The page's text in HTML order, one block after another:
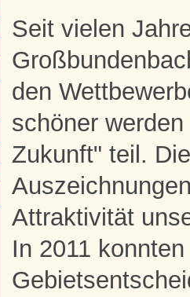
Seit vielen
den
schöner
Zukunft" teil.
Attraktivität
In 2011